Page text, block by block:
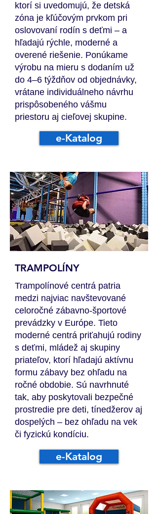
ktorí si uvedomujú, že detská
zóna je kľúčovým prvkom pri
oslovovaní rodín s deťmi – a
hľadajú rýchle, moderné a
overené riešenie. Ponúkame
výrobu na mieru s dodaním už
do 4–6 týždňov od objednávky,
vrátane individuálneho návrhu
prispôsobeného vášmu
priestoru aj cieľovej skupine.
e-Katalog
TRAMPOLÍNY
Trampolínové centrá patria
medzi najviac navštevované
celoročné zábavno-športové
prevádzky v Európe. Tieto
moderné centrá priťahujú rodiny
s deťmi, mládež aj skupiny
priateľov, ktorí hľadajú aktívnu
formu zábavy bez ohľadu na
ročné obdobie. Sú navrhnuté
tak, aby poskytovali bezpečné
prostredie pre deti, tínedžerov aj
dospelých – bez ohľadu na vek
či fyzickú kondíciu.
e-Katalog